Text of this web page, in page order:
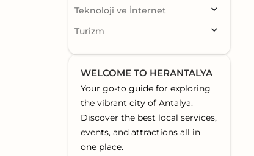
Teknoloji ve İnternet
Turizm
WELCOME TO HERANTALYA
Your go-to guide for exploring
the vibrant city of Antalya.
Discover the best local services,
events, and attractions all in
one place.